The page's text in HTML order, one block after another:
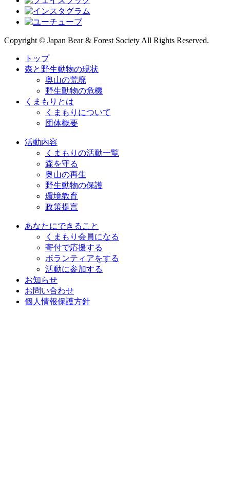
Copyright © Japan Bear & Forest Society All Rights Reserved.
トップ
森と野生動物の現状
奥山の荒廃
野生動物の危機
くまもりとは
くまもりについて
団体概要
活動内容
くまもりの活動一覧
森を守る
奥山の再生
野生動物の保護
環境教育
政策提言
あなたにできること
くまもり会員になる
寄付で応援する
ボランティアをする
活動に参加する
お知らせ
お問い合わせ
個人情報保護方針